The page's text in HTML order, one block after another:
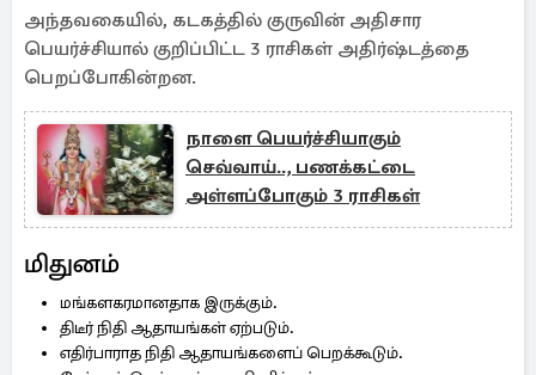
அந்தவகையில், கடகத்தில் குருவின் அதிசார
பெயர்ச்சியால் குறிப்பிட்ட 3 ராசிகள் அதிர்ஷ்டத்தை
பெறப்போகின்றன.
நாளை பெயர்ச்சியாகும்
செவ்வாய்.., பணக்கட்டை
அள்ளப்போகும் 3 ராசிகள்
மிதுனம்
மங்களகரமானதாக இருக்கும்.
திடீர் நிதி ஆதாயங்கள் ஏற்படும்.
எதிர்பாராத நிதி ஆதாயங்களைப் பெறக்கூடும்.